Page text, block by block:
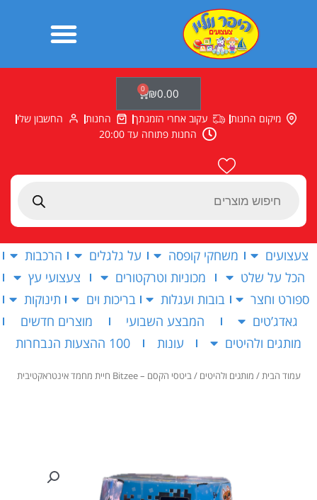
Products
₪0.00
0
עגלת
קניות
מיקום החנות עקוב אחרי הזמנתך החנות
החשבון שלי
החנות פתוחה עד 20:00
צעצועים משחקי קופסה על גלגלים
הרכבות
הכל על שלט
מכוניות וטרקטורים
צעצועי עץ
ספורט וחצר
בובות ועגלות בריכות וים
תינוקות
גאדג’טים
המבצע השבועי
מוצרים חדשים
מותגים ולהיטים
עונות 100 ההצעות הנבחרות
עמוד הבית/ מותגים ולהיטים / ביטסי הקסם – Bitzee חיית מחמד אינטראקטיבית